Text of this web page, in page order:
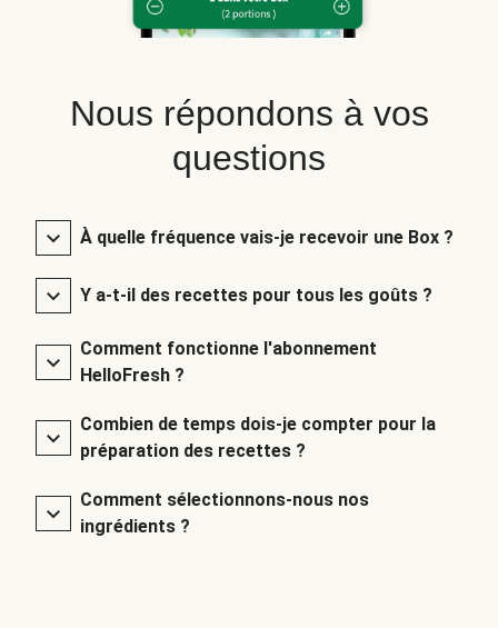
Nous répondons à vos
questions
À quelle fréquence vais-je recevoir une Box ?
Y a-t-il des recettes pour tous les goûts ?
Comment fonctionne l'abonnement
HelloFresh ?
Combien de temps dois-je compter pour la
préparation des recettes ?
Comment sélectionnons-nous nos
ingrédients ?